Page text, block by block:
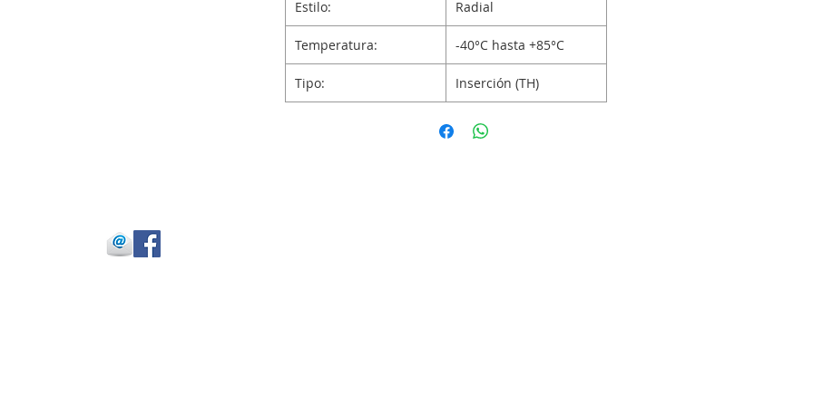
Estilo: Radial
Temperatura: -40°C hasta +85°C
Tipo: Inserción (TH)